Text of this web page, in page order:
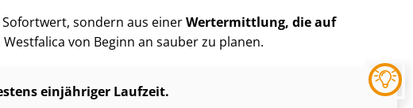
sondern aus einerWertermittlung, die auf
von Beginn an sauber zu planen.
einjähriger Laufzeit.